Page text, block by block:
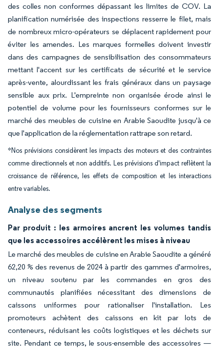
des colles non conformes dépassant les limites de COV. La
planification numérisée des inspections resserre le filet, mais
de nombreux micro-opérateurs se déplacent rapidement pour
éviter les amendes. Les marques formelles doivent investir
dans des campagnes de sensibilisation des consommateurs
mettant l'accent sur les certificats de sécurité et le service
après-vente, alourdissant les frais généraux dans un paysage
sensible aux prix. L'empreinte non organisée érode ainsi le
potentiel de volume pour les fournisseurs conformes sur le
marché des meubles de cuisine en Arabie Saoudite jusqu'à ce
que l'application de la réglementation rattrape son retard.
*Nos prévisions considèrent les impacts des moteurs et des contraintes
comme directionnels et non additifs. Les prévisions d'impact reflètent la
croissance de référence, les effets de composition et les interactions
entre variables.
Analyse des segments
Par produit : les armoires ancrent les volumes tandis
que les accessoires accélèrent les mises à niveau
Le marché des meubles de cuisine en Arabie Saoudite a généré
62,20 % des revenus de 2024 à partir des gammes d'armoires,
un niveau soutenu par les commandes en gros des
communautés planifiées nécessitant des dimensions de
caissons uniformes pour rationaliser l'installation. Les
promoteurs achètent des caissons en kit par lots de
conteneurs, réduisant les coûts logistiques et les déchets sur
site. Pendant ce temps, le sous-ensemble des accessoires —